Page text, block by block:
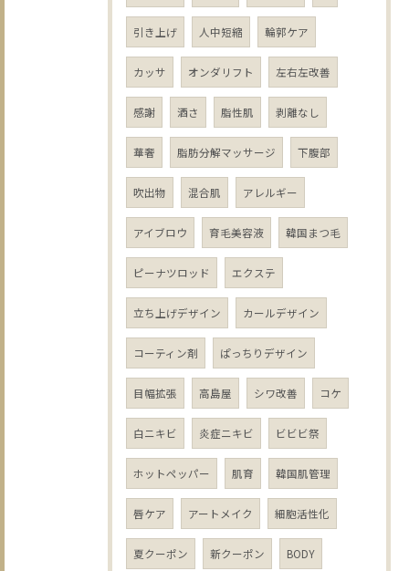
引き上げ 人中短縮 輪郭ケア
カッサ オンダリフト 左右左改善
感謝 酒さ 脂性肌 剥離なし
華奢 脂肪分解マッサージ 下腹部
吹出物 混合肌 アレルギー
アイブロウ 育毛美容液 韓国まつ毛
ピーナツロッド エクステ
立ち上げデザイン カールデザイン
コーティン剤 ぱっちりデザイン
目幅拡張 高島屋 シワ改善 コケ
白ニキビ 炎症ニキビ ビビビ祭
ホットペッパー 肌育 韓国肌管理
唇ケア アートメイク 細胞活性化
夏クーポン 新クーポン BODY